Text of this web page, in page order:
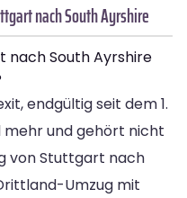
nach South Ayrshire
nach South Ayrshire
endgültig seit dem 1.
mehr und gehört nicht
von Stuttgart nach
Umzug mit